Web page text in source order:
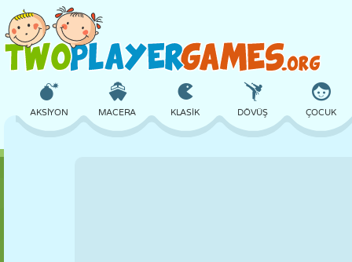
AKSIYON MACERA KLASIK DÖVÜŞ ÇOCUK